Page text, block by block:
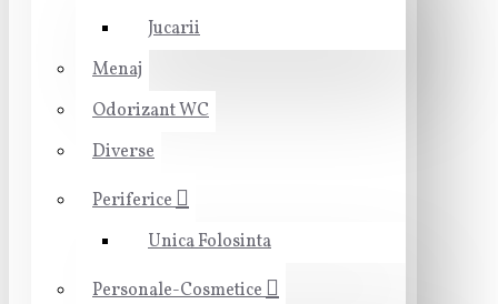
Jucarii
Menaj
Odorizant WC
Diverse
Periferice
Unica Folosinta
Personale-Cosmetice